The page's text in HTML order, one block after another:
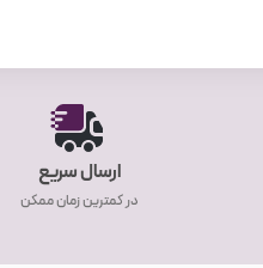
ارسال سریع
در کمترین زمان ممکن